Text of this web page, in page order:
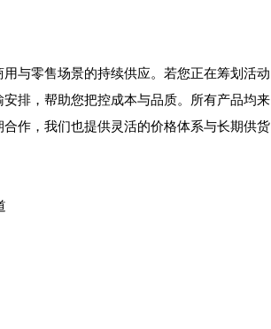
与零售场景的持续供应。若您正在筹划活动
排，帮助您把控成本与品质。所有产品均来
作，我们也提供灵活的价格体系与长期供货